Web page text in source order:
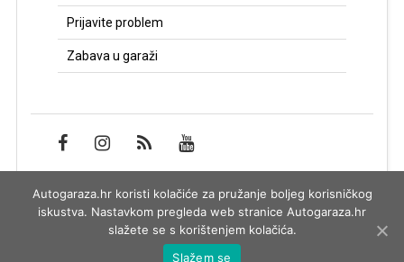
Prijavite problem
Zabava u garaži
Impressum
Autogaraza.hr koristi kolačiće za pružanje boljeg korisničkog
iskustva. Nastavkom pregleda web stranice Autogaraza.hr
slažete se s korištenjem kolačića.
Slažem se